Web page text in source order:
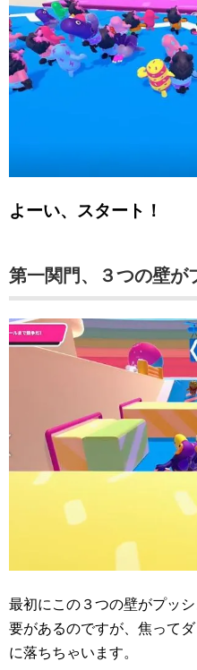
よーい、スタート！
第一関門、３つの壁が
最初にこの３つの壁がプッ
要があるのですが、焦って
に落ちちゃいます。